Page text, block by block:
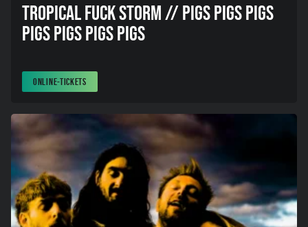
TROPICAL FUCK STORM // PIGS PIGS PIGS
PIGS PIGS PIGS PIGS
ONLINE-TICKETS